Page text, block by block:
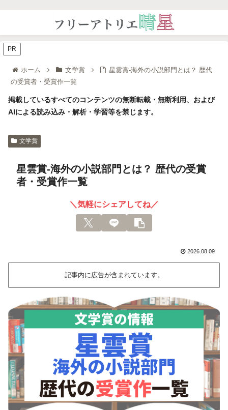
ホーム 文学賞
星雲賞-海外の小説部門とは？ 歴代
の受賞者・受賞作一覧
掲載しているすべてのコンテンツの無断転載・無断利用、および
AIによる読み込み・解析・学習等を禁じます。
文学賞
星雲賞-海外の小説部門とは？ 歴代の受賞
者・受賞作一覧
＼気軽にシェアしてね／
2026.08.09
記事内に広告が含まれています。
PR